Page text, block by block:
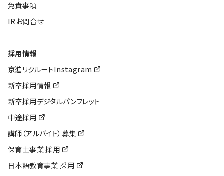
免責事項
IRお問合せ
採用情報
京進リクルートInstagram
新卒採用情報
新卒採用デジタルパンフレット
中途採用
講師（アルバイト）募集
保育士事業 採用
日本語教育事業 採用